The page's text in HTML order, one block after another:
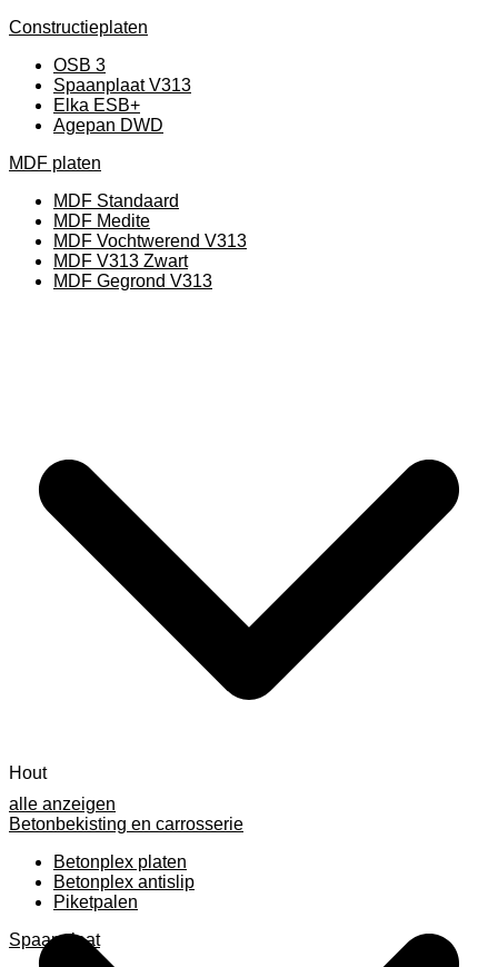
Constructieplaten
OSB 3
Spaanplaat V313
Elka ESB+
Agepan DWD
MDF platen
MDF Standaard
MDF Medite
MDF Vochtwerend V313
MDF V313 Zwart
MDF Gegrond V313
alle anzeigen
Betonbekisting en carrosserie
Betonplex platen
Betonplex antislip
Piketpalen
Spaanplaat
Hout